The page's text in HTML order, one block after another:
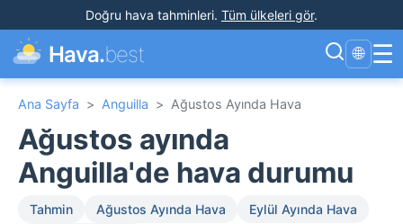
Doğru hava tahminleri. Tüm ülkeleri gör.
Hava.best 🌐 ☰
Ana Sayfa > Anguilla > Ağustos Ayında Hava
Ağustos ayında
Anguilla'de hava durumu
Tahmin Ağustos Ayında Hava
Eylül Ayında Hava